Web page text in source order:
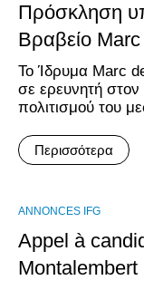
Πρόσκληση
Βραβείο
Το Ίδρυμα Marc
σε ερευνητή
πολιτισμού του
Περισσότερα
ANNONCES IFG
Appel à
Montalembert